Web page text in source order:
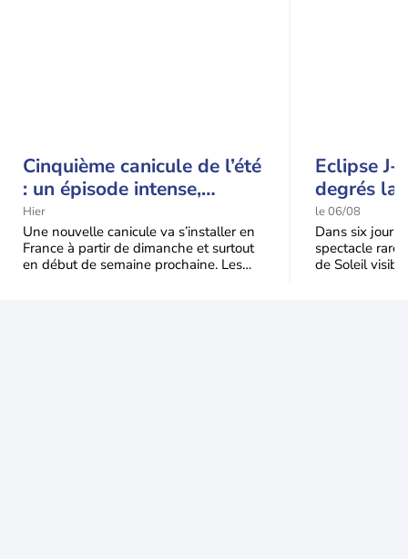
Cinquième canicule de l’été
: un épisode intense,
durable et étendu la
semaine prochaine
Hier
Une nouvelle canicule va s’installer en
France à partir de dimanche et surtout
en début de semaine prochaine. Les
Eclipse J-
degrés la
t-elle
l'éclipse
le 06/08
Dans six
spectacle rare
de Soleil